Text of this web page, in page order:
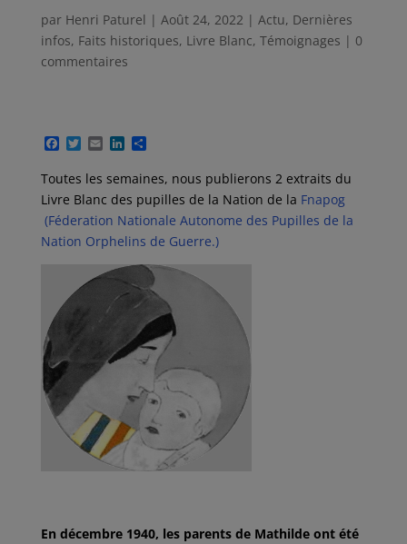
par Henri Paturel | Août 24, 2022 | Actu, Dernières
infos, Faits historiques, Livre Blanc, Témoignages | 0
commentaires
F
c
e
b
o
o
k
T
i
t
t
e
r
E
a
l
L
n
k
e
d
I
n
P
r
t
a
g
e
r
Toutes les semaines, nous publierons 2 extraits du
Livre Blanc des pupilles de la Nation de la Fnapog
(Féderation Nationale Autonome des Pupilles de la
Nation Orphelins de Guerre.)
En décembre 1940, les parents de Mathilde ont été